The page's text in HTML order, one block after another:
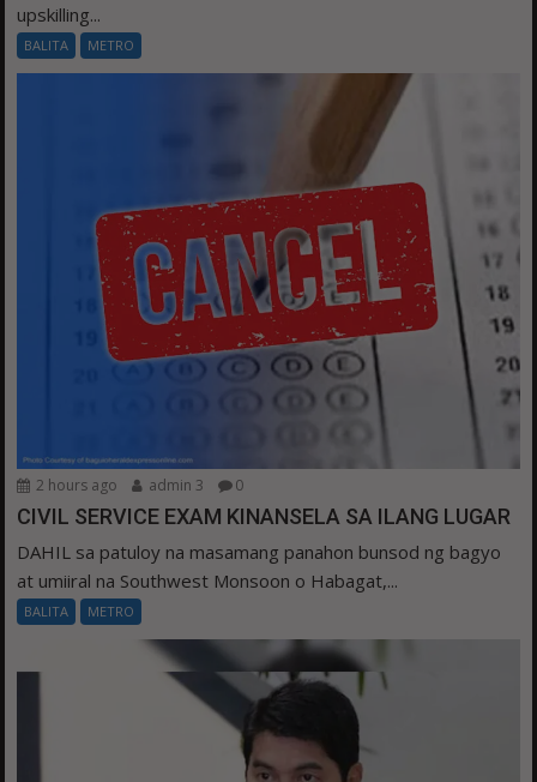
upskilling...
BALITA METRO
2 hours ago admin 3 0
CIVIL SERVICE EXAM KINANSELA SA ILANG LUGAR
DAHIL sa patuloy na masamang panahon bunsod ng bagyo
at umiiral na Southwest Monsoon o Habagat,...
BALITA METRO